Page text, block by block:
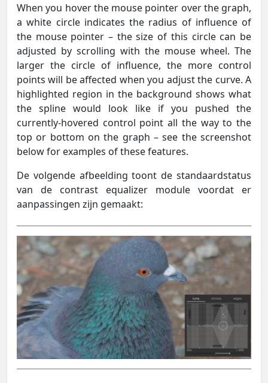
When you hover the mouse pointer over the graph,
a white circle indicates the radius of influence of
the mouse pointer – the size of this circle can be
adjusted by scrolling with the mouse wheel. The
larger the circle of influence, the more control
points will be affected when you adjust the curve. A
highlighted region in the background shows what
the spline would look like if you pushed the
currently-hovered control point all the way to the
top or bottom on the graph – see the screenshot
below for examples of these features.
De volgende afbeelding toont de standaardstatus
van de contrast equalizer module voordat er
aanpassingen zijn gemaakt: